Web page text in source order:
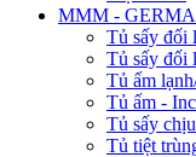
MMM -
Tủ sấy đối
Tủ sấy đối
Tủ ấm
Tủ ấm -
Tủ sấy
Tủ tiệt